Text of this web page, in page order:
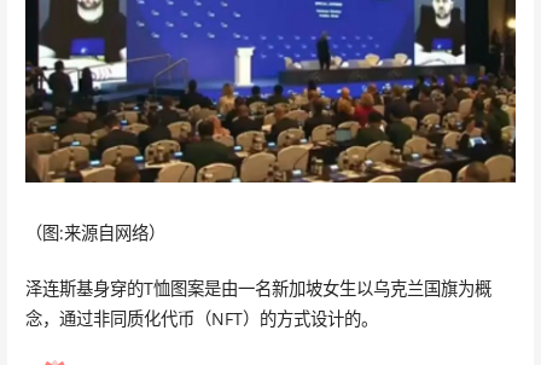
（图:来源自网络）
泽连斯基身穿的T恤图案是由一名新加坡女生以乌克兰国旗为概
念，通过非同质化代币（NFT）的方式设计的。